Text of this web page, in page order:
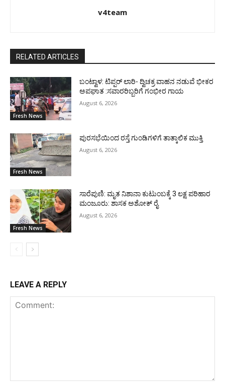
v4team
RELATED ARTICLES
Fresh News
ಬಂಟ್ವಾಳ: ಟಿಪ್ಪರ್ ಲಾರಿ- ದ್ವಿಚಕ್ರ ವಾಹನ ನಡುವೆ ಭೀಕರ
ಅಪಘಾತ :ಸವಾರರಿಬ್ಬರಿಗೆ ಗಂಭೀರ ಗಾಯ
August 6, 2026
Fresh News
ಪುರಸಭೆಯಿಂದ ರಸ್ತೆ ಗುಂಡಿಗಳಿಗೆ ತಾತ್ಕಾಲಿಕ ಮುಕ್ತಿ
August 6, 2026
Fresh News
ಸಾರೆಪುಣಿ: ಮೃತ ನಿಶಾನಾ ಕುಟುಂಬಕ್ಕೆ 3 ಲಕ್ಷ ಪರಿಹಾರ
ಮಂಜೂರು: ಶಾಸಕ ಅಶೋಕ್ ರೈ
August 6, 2026
LEAVE A REPLY